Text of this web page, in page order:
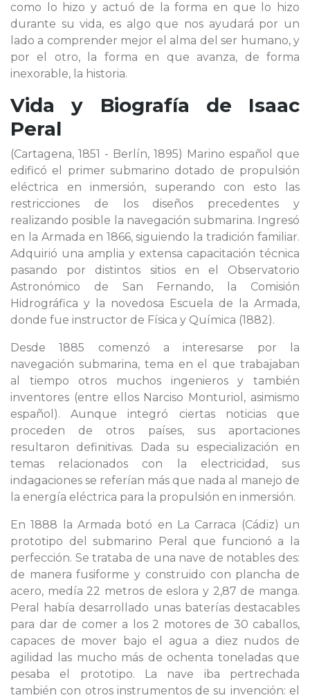
como lo hizo y actuó de la forma en que lo hizo
durante su vida, es algo que nos ayudará por un
lado a comprender mejor el alma del ser humano, y
por el otro, la forma en que avanza, de forma
inexorable, la historia.
Vida y Biografía de Isaac
Peral
(Cartagena, 1851 - Berlín, 1895) Marino español que
edificó el primer submarino dotado de propulsión
eléctrica en inmersión, superando con esto las
restricciones de los diseños precedentes y
realizando posible la navegación submarina. Ingresó
en la Armada en 1866, siguiendo la tradición familiar.
Adquirió una amplia y extensa capacitación técnica
pasando por distintos sitios en el Observatorio
Astronómico de San Fernando, la Comisión
Hidrográfica y la novedosa Escuela de la Armada,
donde fue instructor de Física y Química (1882).
Desde 1885 comenzó a interesarse por la
navegación submarina, tema en el que trabajaban
al tiempo otros muchos ingenieros y también
inventores (entre ellos Narciso Monturiol, asimismo
español). Aunque integró ciertas noticias que
proceden de otros países, sus aportaciones
resultaron definitivas. Dada su especialización en
temas relacionados con la electricidad, sus
indagaciones se referían más que nada al manejo de
la energía eléctrica para la propulsión en inmersión.
En 1888 la Armada botó en La Carraca (Cádiz) un
prototipo del submarino Peral que funcionó a la
perfección. Se trataba de una nave de notables des:
de manera fusiforme y construido con plancha de
acero, medía 22 metros de eslora y 2,87 de manga.
Peral había desarrollado unas baterías destacables
para dar de comer a los 2 motores de 30 caballos,
capaces de mover bajo el agua a diez nudos de
agilidad las mucho más de ochenta toneladas que
pesaba el prototipo. La nave iba pertrechada
también con otros instrumentos de su invención: el